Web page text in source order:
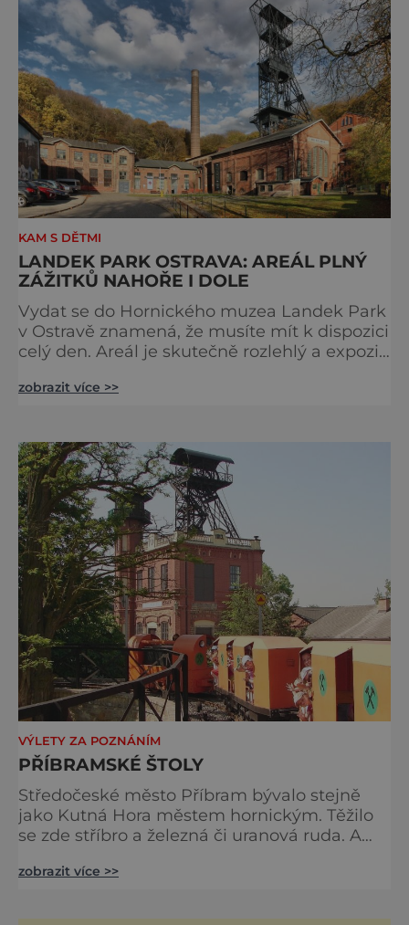
KAM S DĚTMI
LANDEK PARK OSTRAVA: AREÁL PLNÝ
ZÁŽITKŮ NAHOŘE I DOLE
Vydat se do Hornického muzea Landek Park
v Ostravě znamená, že musíte mít k dispozici
celý den. Areál je skutečně rozlehlý a expozic
připravili i četná sportoviště od kurtů pro
záchranářem! Hornickou expozici už zdálky
představuje bývalý důl Anselm a my ji
snadno poznáme p
zobrazit více >>
VÝLETY ZA POZNÁNÍM
PŘÍBRAMSKÉ ŠTOLY
Středočeské město Příbram bývalo stejně
jako Kutná Hora městem hornickým. Těžilo
se zde stříbro a železná či uranová ruda. A
se stále hemží lidmi. To proto, že se staly
zobrazit více >>